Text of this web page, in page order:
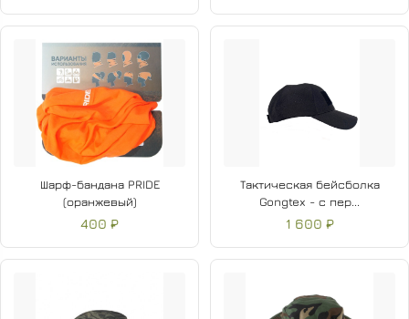
Шарф-бандана PRIDE
(оранжевый)
400 ₽
Тактическая бейсболка
Gongtex - с пер...
1 600 ₽